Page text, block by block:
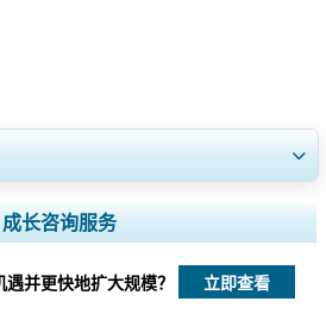
分市场分析， 公司简介， 竞争基准分析，
以及最终用户洞察。
立即定制
成长咨询服务
并更快地扩大规模？ 立即查看